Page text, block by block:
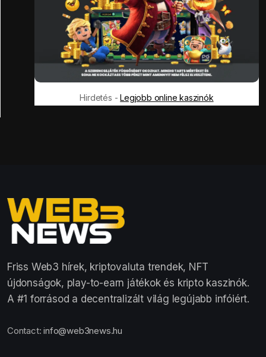
Hirdetés -Legjobb online kaszinók
Friss Web3 hírek, kriptovaluta trendek, NFT
újdonságok, play-to-earn játékok és kripto kaszinók.
A #1 forrásod a decentralizált világ legújabb infóiért.
Contact:info@web3news.hu